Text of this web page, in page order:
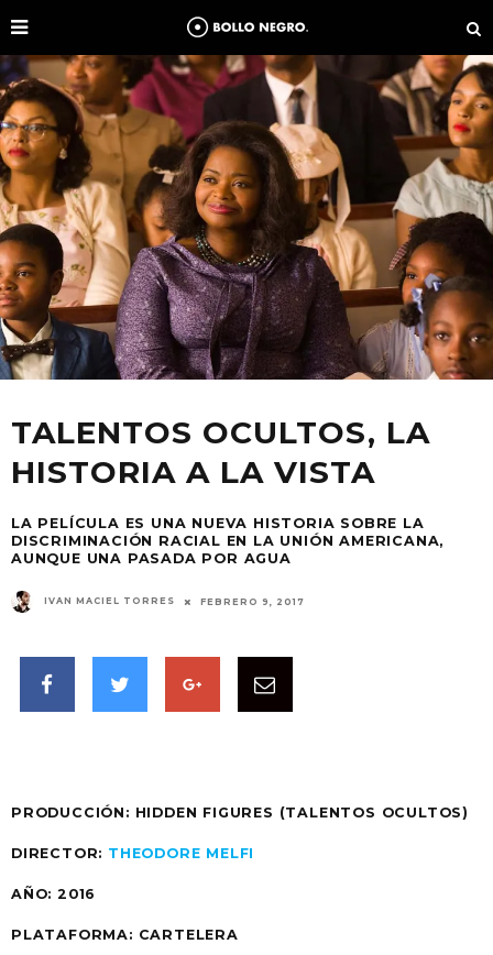
TALENTOS OCULTOS, LA
HISTORIA A LA VISTA
LA PELÍCULA ES UNA NUEVA HISTORIA SOBRE LA
DISCRIMINACIÓN RACIAL EN LA UNIÓN AMERICANA,
AUNQUE UNA PASADA POR AGUA
IVAN MACIEL TORRES FEBRERO 9, 2017
PRODUCCIÓN: HIDDEN FIGURES (TALENTOS OCULTOS)
DIRECTOR: THEODORE MELFI
AÑO: 2016
PLATAFORMA: CARTELERA